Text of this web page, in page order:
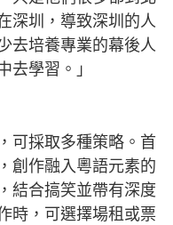
深圳，導致深圳的人
去培養專業的幕後人
去學習。」
可採取多種策略。首
創作融入粵語元素的
結合搞笑並帶有深度
時，可選擇場租或票